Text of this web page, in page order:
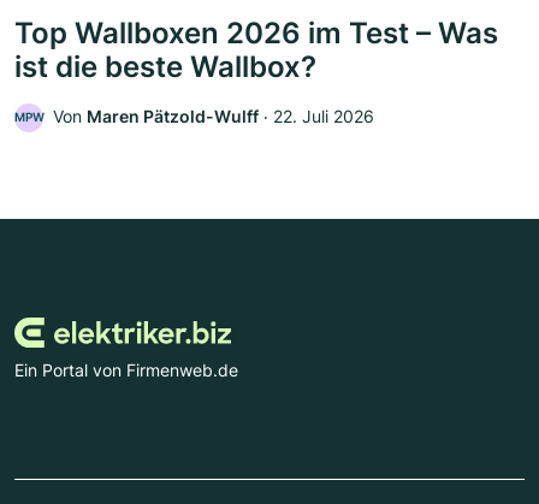
Top Wallboxen 2026 im Test – Was
ist die beste Wallbox?
MPW Von Maren Pätzold-Wulff ‧ 22. Juli 2026
Ein Portal von Firmenweb.de